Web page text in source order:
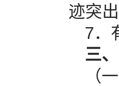
迹突
7．
三
（